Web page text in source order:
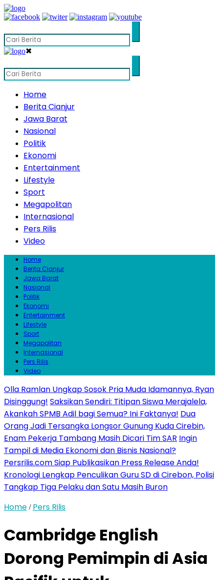
✖
Home
Berita Cianjur
Jawa Barat
Nasional
Politik
Ekonomi
Entertainment
Lifestyle
Sport
Megapolitan
Internasional
Pers Rilis
Video
Home
Berita Cianjur
Jawa Barat
Nasional
Politik
Ekonomi
Entertainment
Lifestyle
Sport
Megapolitan
Internasional
Pers Rilis
Video
Olla Ramlan Ungkap Sosok Pria Muda Idamannya, Ryan
Disinggung! Saksikan Sendiri: Titipan Siswa Merajalela,
Akankah SPMB Adil bagi Semua? Ini Faktanya! Dua
Orang Jadi Tersangka Longsor Gunung Kuda Cirebin,
Enam Pekerja Tambang Masih Dicari Tim SAR Ingin
Tampil di Media Ekonomi dan Bisnis Nasional?
Persrilis.com Siap Publikasikan Press Release Anda!
Kronologi Lengkap Penculikan Guru SD di Cirebon, Polisi
Tangkap Tiga Pelaku dan Satu Masih Buron
Home / Pers Rilis
Cambridge English
Dorong Pemimpin di Asia